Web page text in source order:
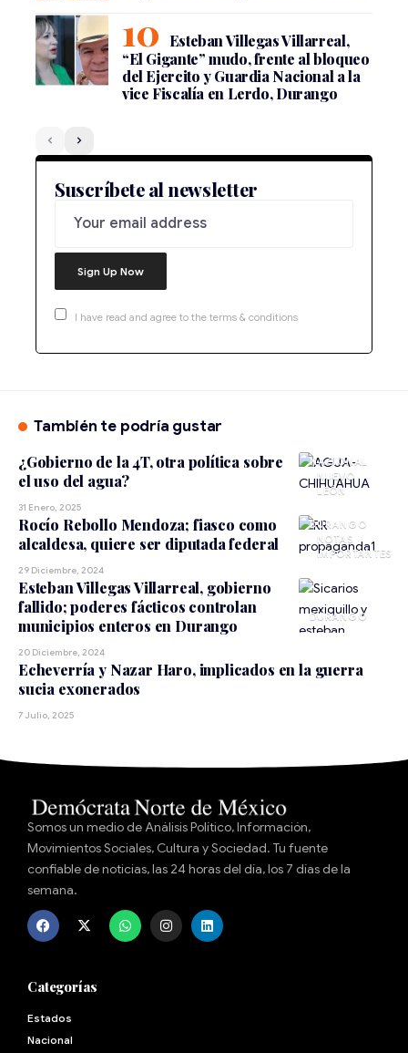
Esteban Villegas Villarreal,
“El Gigante” mudo, frente al bloqueo
del Ejercito y Guardia Nacional a la
vice Fiscalía en Lerdo, Durango
Suscríbete al newsletter
I have read and agree to the terms & conditions
También te podría gustar
NACIONAL
NUEVO
LEÓN
¿Gobierno de la 4T, otra política sobre
el uso del agua?
31 Enero, 2025
DURANGO
NOTAS
IMPORTANTES
Rocío Rebollo Mendoza; fiasco como
alcaldesa, quiere ser diputada federal
29 Diciembre, 2024
DURANGO
Esteban Villegas Villarreal, gobierno
fallido; poderes fácticos controlan
municipios enteros en Durango
20 Diciembre, 2024
Echeverría y Nazar Haro, implicados en la guerra
sucia exonerados
7 Julio, 2025
Somos un medio de Análisis Político, Información,
Movimientos Sociales, Cultura y Sociedad. Tu fuente
confiable de noticias, las 24 horas del día, los 7 días de la
semana.
Categorías
Estados
Nacional